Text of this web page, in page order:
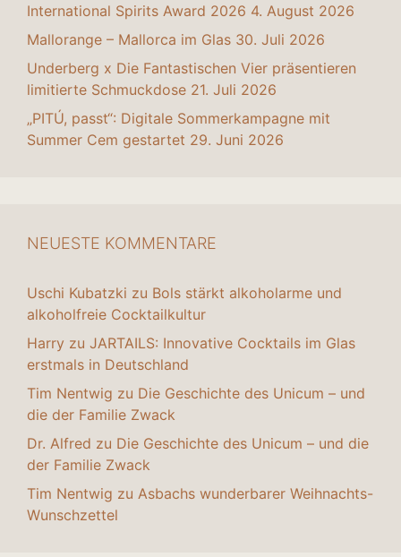
International Spirits Award 2026 4. August 2026
Mallorange – Mallorca im Glas 30. Juli 2026
Underberg x Die Fantastischen Vier präsentieren
limitierte Schmuckdose 21. Juli 2026
„PITÚ, passt“: Digitale Sommerkampagne mit
Summer Cem gestartet 29. Juni 2026
NEUESTE KOMMENTARE
Uschi Kubatzki zu Bols stärkt alkoholarme und
alkoholfreie Cocktailkultur
Harry zu JARTAILS: Innovative Cocktails im Glas
erstmals in Deutschland
Tim Nentwig zu Die Geschichte des Unicum – und
die der Familie Zwack
Dr. Alfred zu Die Geschichte des Unicum – und die
der Familie Zwack
Tim Nentwig zu Asbachs wunderbarer Weihnachts-
Wunschzettel